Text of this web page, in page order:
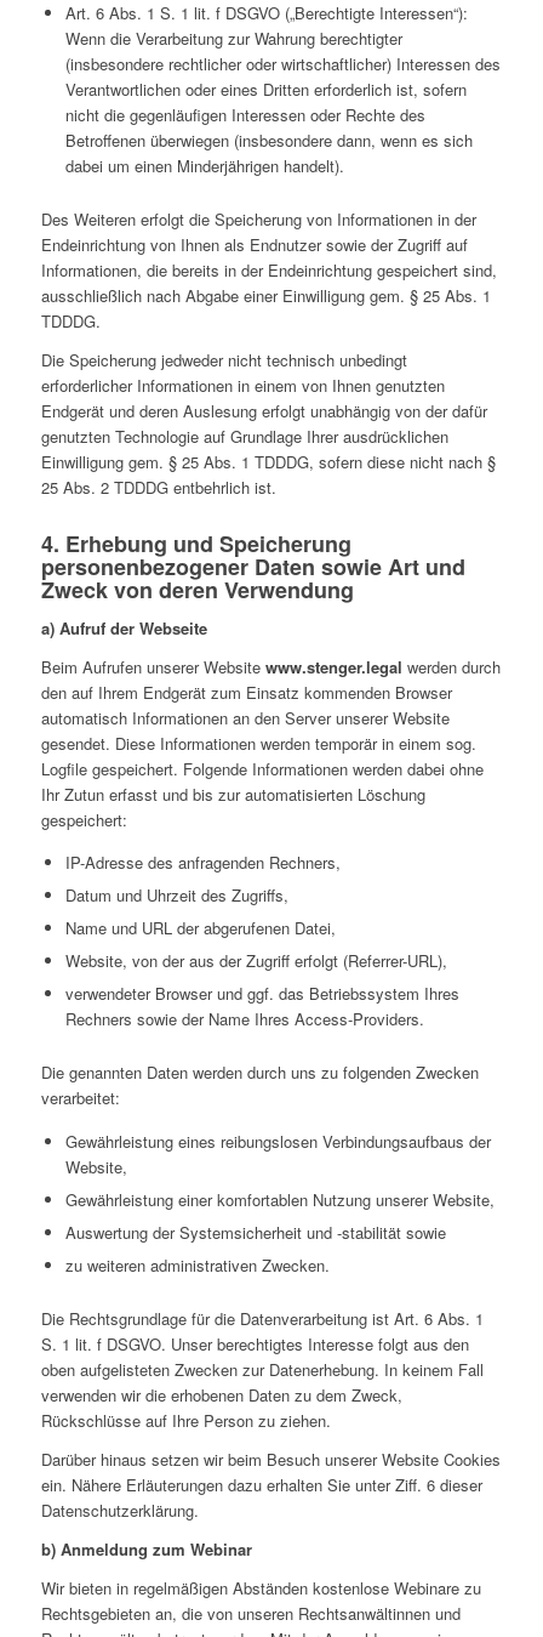
Art. 6 Abs. 1 S. 1 lit. f DSGVO („Berechtigte Interessen“):
Wenn die Verarbeitung zur Wahrung berechtigter
(insbesondere rechtlicher oder wirtschaftlicher) Interessen des
Verantwortlichen oder eines Dritten erforderlich ist, sofern
nicht die gegenläufigen Interessen oder Rechte des
Betroffenen überwiegen (insbesondere dann, wenn es sich
dabei um einen Minderjährigen handelt).
Des Weiteren erfolgt die Speicherung von Informationen in der
Endeinrichtung von Ihnen als Endnutzer sowie der Zugriff auf
Informationen, die bereits in der Endeinrichtung gespeichert sind,
ausschließlich nach Abgabe einer Einwilligung gem. § 25 Abs. 1
TDDDG.
Die Speicherung jedweder nicht technisch unbedingt
erforderlicher Informationen in einem von Ihnen genutzten
Endgerät und deren Auslesung erfolgt unabhängig von der dafür
genutzten Technologie auf Grundlage Ihrer ausdrücklichen
Einwilligung gem. § 25 Abs. 1 TDDDG, sofern diese nicht nach §
25 Abs. 2 TDDDG entbehrlich ist.
4. Erhebung und Speicherung
personenbezogener Daten sowie Art und
Zweck von deren Verwendung
a) Aufruf der Webseite
Beim Aufrufen unserer Website www.stenger.legal werden durch
den auf Ihrem Endgerät zum Einsatz kommenden Browser
automatisch Informationen an den Server unserer Website
gesendet. Diese Informationen werden temporär in einem sog.
Logfile gespeichert. Folgende Informationen werden dabei ohne
Ihr Zutun erfasst und bis zur automatisierten Löschung
gespeichert:
IP-Adresse des anfragenden Rechners,
Datum und Uhrzeit des Zugriffs,
Name und URL der abgerufenen Datei,
Website, von der aus der Zugriff erfolgt (Referrer-URL),
verwendeter Browser und ggf. das Betriebssystem Ihres
Rechners sowie der Name Ihres Access-Providers.
Die genannten Daten werden durch uns zu folgenden Zwecken
verarbeitet:
Gewährleistung eines reibungslosen Verbindungsaufbaus der
Website,
Gewährleistung einer komfortablen Nutzung unserer Website,
Auswertung der Systemsicherheit und -stabilität sowie
zu weiteren administrativen Zwecken.
Die Rechtsgrundlage für die Datenverarbeitung ist Art. 6 Abs. 1
S. 1 lit. f DSGVO. Unser berechtigtes Interesse folgt aus den
oben aufgelisteten Zwecken zur Datenerhebung. In keinem Fall
verwenden wir die erhobenen Daten zu dem Zweck,
Rückschlüsse auf Ihre Person zu ziehen.
Darüber hinaus setzen wir beim Besuch unserer Website Cookies
ein. Nähere Erläuterungen dazu erhalten Sie unter Ziff. 6 dieser
Datenschutzerklärung.
b) Anmeldung zum Webinar
Wir bieten in regelmäßigen Abständen kostenlose Webinare zu
Rechtsgebieten an, die von unseren Rechtsanwältinnen und